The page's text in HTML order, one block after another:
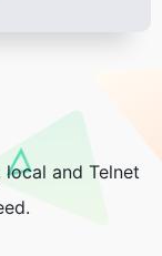
and Telnet